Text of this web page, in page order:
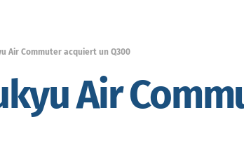
Air Commuter acquiert un Q300
Air